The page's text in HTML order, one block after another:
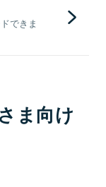
できま
ま向け